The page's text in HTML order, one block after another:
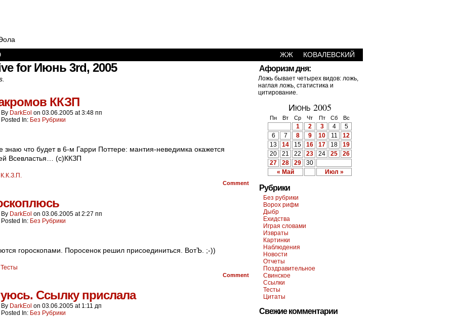
ЖЖ КОВАЛЕВСКИЙ
for Июнь 3rd, 2005
ККЗП
By DarkEol on 03.06.2005 at3:48 пп
Posted In: Без Рубрики
знаю что будет в 6-м Гарри Поттере: мантия-неведимка окажется
Всевластья… (с)ККЗП
К.К.З.П.
Comment
By DarkEol on 03.06.2005 at2:27 пп
Posted In: Без Рубрики
гороскопами. Поросенок решил присоединиться. ВотЪ. ;-))
Тесты
Comment
Ссылку прислала
By DarkEol on 03.06.2005 at 1:11 дп
Posted In: Без Рубрики
Афоризм дня:
Ложь бывает четырех видов: ложь,
наглая ложь, статистика и
цитирование.
Июнь 2005
Пн Вт Ср Чт Пт Сб Вс
« Май Июл »
1 2 3 4
5
6
7 8 9 10 11
12
13
14 15 16 17 18
19
20
21 22 23 24 25
26
27
28 29 30
Рубрики
Без рубрики
Ворох рифм
Дыбр
Ехидства
Играя словами
Извраты
Картинки
Наблюдения
Новости
Отчеты
Поздравительное
Свинское
Ссылки
Тесты
Цитаты
Свежие комментарии